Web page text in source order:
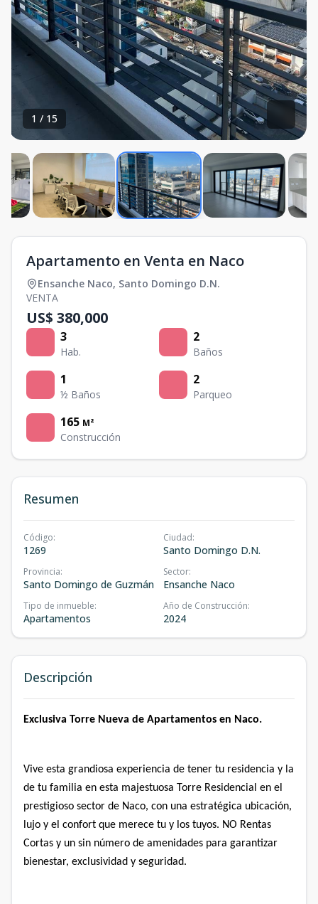
1 / 15
Apartamento en Venta en Naco
Ensanche Naco, Santo Domingo D.N.
VENTA
US$ 380,000
3
Hab.
2
Baños
1
½ Baños
2
Parqueo
165 M²
Construcción
Resumen
Código:
1269
Ciudad:
Santo Domingo D.N.
Provincia:
Santo Domingo de Guzmán
Sector:
Ensanche Naco
Tipo de inmueble:
Apartamentos
Año de Construcción:
2024
Descripción
Exclusiva Torre Nueva de Apartamentos en Naco.
Vive esta grandiosa experiencia de tener tu residencia y la
de tu familia en esta majestuosa Torre Residencial en el
prestigioso sector de Naco, con una estratégica ubicación,
lujo y el confort que merece tu y los tuyos. NO Rentas
Cortas y un sin número de amenidades para garantizar
bienestar, exclusividad y seguridad.